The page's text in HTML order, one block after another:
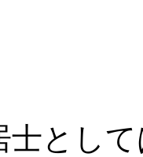
士とし